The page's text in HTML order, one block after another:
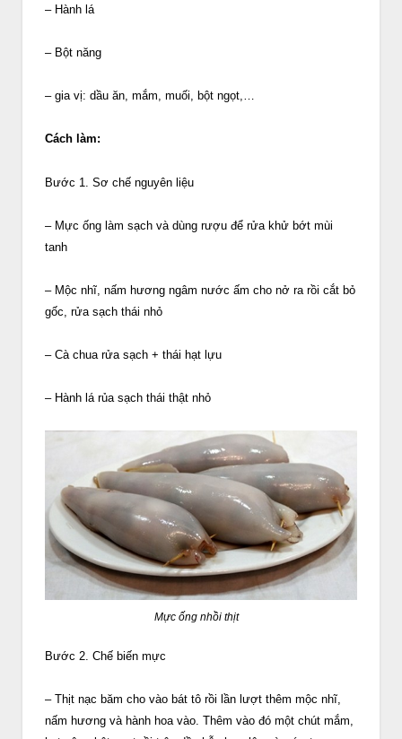
– Hành lá
– Bột năng
– gia vị: dầu ăn, mắm, muối, bột ngọt,…
Cách làm:
Bước 1. Sơ chế nguyên liệu
– Mực ống làm sạch và dùng rượu để rửa khử bớt mùi
tanh
– Mộc nhĩ, nấm hương ngâm nước ấm cho nở ra rồi cắt bỏ
gốc, rửa sạch thái nhỏ
– Cà chua rửa sạch + thái hạt lựu
– Hành lá rủa sạch thái thật nhỏ
Mực ống nhồi thịt
Bước 2. Chế biến mực
– Thịt nạc băm cho vào bát tô rồi lần lượt thêm mộc nhĩ,
nấm hương và hành hoa vào. Thêm vào đó một chút mắm,